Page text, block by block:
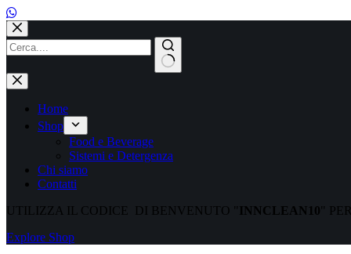
Home
Shop
Food e Beverage
Sistemi e Detergenza
Chi siamo
Contatti
UTILIZZA IL CODICE DI BENVENUTO " INNCLEAN10"
Explore Shop